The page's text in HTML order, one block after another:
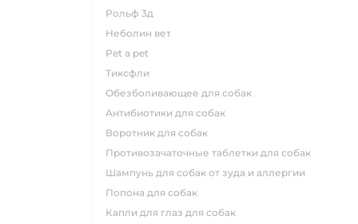
рольф 3д
неболин вет
pet a pet
тиксфли
обезболивающее для собак
антибиотики для собак
воротник для собак
противозачаточные таблетки для собак
шампунь для собак от зуда и аллергии
попона для собак
капли для глаз для собак